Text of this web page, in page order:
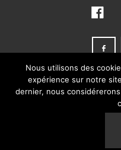
Nous utilisons des
expérience sur notre
dernier, nous